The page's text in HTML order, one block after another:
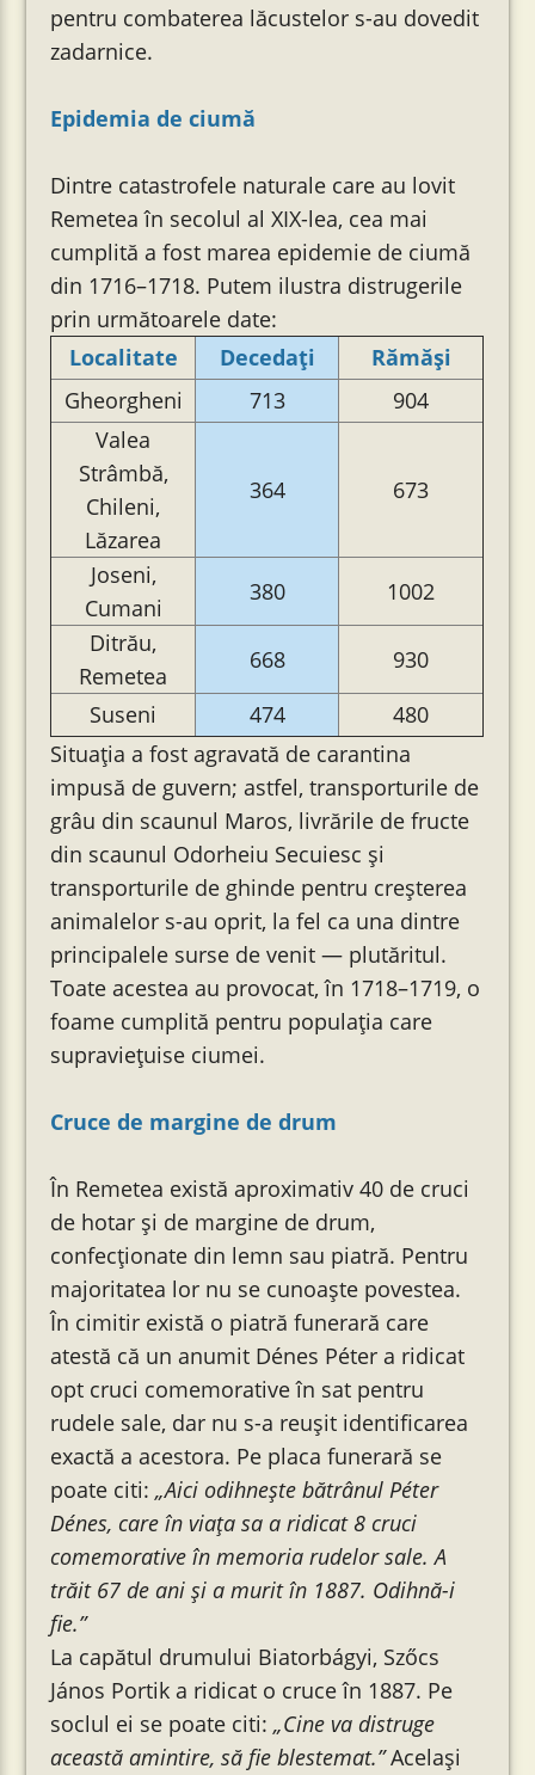
pentru combaterea lăcustelor s-au dovedit
zadarnice.
Epidemia de ciumă
Dintre catastrofele naturale care au lovit
Remetea în secolul al XIX-lea, cea mai
cumplită a fost marea epidemie de ciumă
din 1716–1718. Putem ilustra distrugerile
prin următoarele date:
Localitate
Decedați
Rămăși
Gheorgheni
713
904
Valea
Strâmbă,
Chileni,
Lăzarea
364 673
Joseni,
Cumani
380
1002
Ditrău,
Remetea
668
930
Suseni
474
480
Situația a fost agravată de carantina
impusă de guvern; astfel, transporturile de
grâu din scaunul Maros, livrările de fructe
din scaunul Odorheiu Secuiesc și
transporturile de ghinde pentru creșterea
animalelor s-au oprit, la fel ca una dintre
principalele surse de venit — plutăritul.
Toate acestea au provocat, în 1718–1719, o
foame cumplită pentru populația care
supraviețuise ciumei.
Cruce de margine de drum
În Remetea există aproximativ 40 de cruci
de hotar și de margine de drum,
confecționate din lemn sau piatră. Pentru
majoritatea lor nu se cunoaște povestea.
În cimitir există o piatră funerară care
atestă că un anumit Dénes Péter a ridicat
opt cruci comemorative în sat pentru
rudele sale, dar nu s-a reușit identificarea
exactă a acestora. Pe placa funerară se
poate citi:„Aici odihnește bătrânul Péter
Dénes, care în viața sa a ridicat 8 cruci
comemorative în memoria rudelor sale. A
trăit 67 de ani și a murit în 1887. Odihnă-i
fie.”
La capătul drumului Biatorbágyi, Szőcs
János Portik a ridicat o cruce în 1887. Pe
soclul ei se poate citi:„Cine va distruge
această amintire, să fie blestemat.”Același